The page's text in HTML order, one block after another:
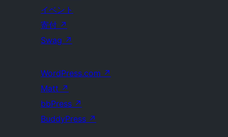
イベント
寄付 ↗
Swag ↗
WordPress.com ↗
Matt ↗
bbPress ↗
BuddyPress ↗